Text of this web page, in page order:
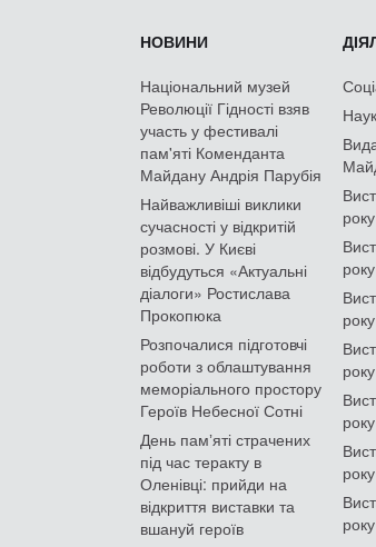
НОВИНИ
Національний музей
Революції Гідності взяв
участь у фестивалі
пам'яті Коменданта
Майдану Андрія Парубія
Найважливіші виклики
сучасності у відкритій
розмові. У Києві
відбудуться «Актуальні
діалоги» Ростислава
Прокопюка
Розпочалися підготовчі
роботи з облаштування
меморіального простору
Героїв Небесної Сотні
День памʼяті страчених
під час теракту в
Оленівці: прийди на
відкриття виставки та
вшануй героїв
року
року
року
року
року
року
року